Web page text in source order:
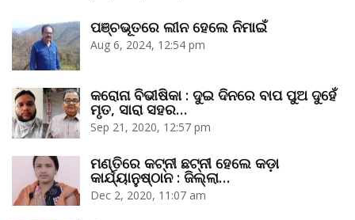
ପଞ୍ଚଭୂତରେ ଲୀନ ହେଲେ ନିମାଇଁ
Aug 6, 2024, 12:54 pm
କରୋନା ବିଭୀଷିକା : ଦୁଇ ଦିନରେ ବାପ ପୁଅ ଦୁହେଁ
ମୃତ, ସାରା ସହର…
Sep 21, 2020, 12:57 pm
ମଣ୍ତିରେ କଟ୍‌ନୀ ଛଟ୍‌ନୀ ହେଲେ କଡ଼ା
କାର୍ଯ୍ୟାନୁଷ୍ଠାନ : ଜିଲ୍ଲା…
Dec 2, 2020, 11:07 am